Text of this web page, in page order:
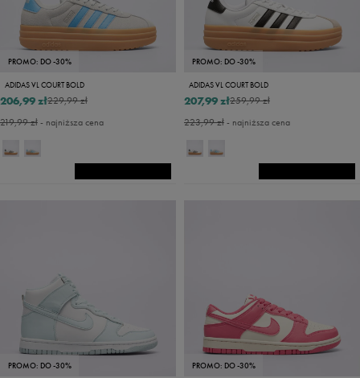
PROMO: DO -30%
ADIDAS VL COURT BOLD
229,99 zł
206,99 zł
219,99 zł- najniższa cena
PROMO: DO -30%
ADIDAS VL COURT BOLD
259,99 zł
207,99 zł
223,99 zł- najniższa cena
PROMO: DO -30% PROMO: DO -30%